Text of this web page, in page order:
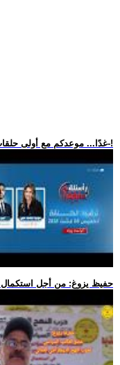
.. غدًا... موعدكم مع أولى حلقات برنامج -أسئلة حارقة-!
.. حفيظ يزوغ: من أجل